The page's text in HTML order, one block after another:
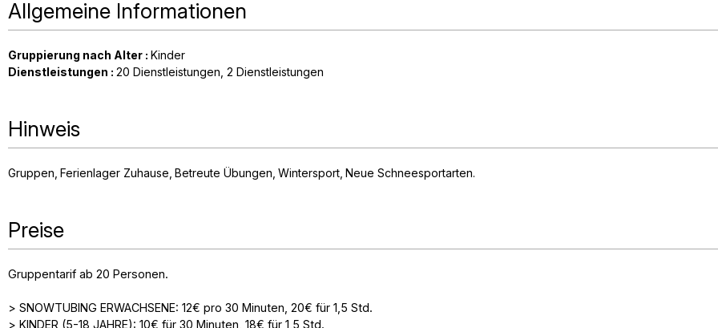
Allgemeine Informationen
Gruppierung nach Alter : Kinder
Dienstleistungen : 20 Dienstleistungen 2 Dienstleistungen
Hinweis
Gruppen Ferienlager Zuhause Betreute Übungen Wintersport Neue Schneesportarten
Preise
Gruppentarif ab 20 Personen.
> SNOWTUBING ERWACHSENE: 12€ pro 30 Minuten, 20€ für 1,5 Std.
> KINDER (5-18 JAHRE): 10€ für 30 Minuten, 18€ für 1,5 Std.